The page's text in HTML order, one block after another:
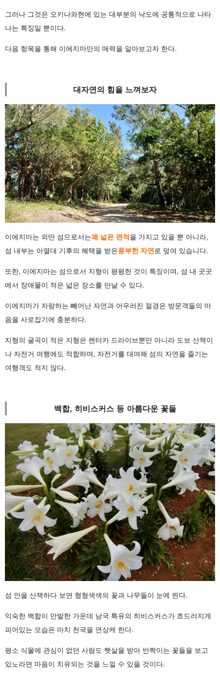
그러나 그것은 오키나와현에 있는 대부분의 낙도에 공통적으로 나타
나는 특징일 뿐이다.
다음 항목을 통해 이에지마만의 매력을 알아보고자 한다.
대자연의 힘을 느껴보자
이에지마는 외딴 섬으로서는꽤 넓은 면적을 가지고 있을 뿐 아니라,
섬 내부는 아열대 기후의 혜택을 받은풍부한 자연로 덮여 있습니다.
또한, 이에지마는 섬으로서 지형이 평평한 것이 특징이며, 섬 내 곳곳
에서 장애물이 적은 넓은 장소를 만날 수 있다.
이에지마가 자랑하는 빼어난 자연과 어우러진 절경은 방문객들의 마
음을 사로잡기에 충분하다.
지형의 굴곡이 적은 지형은 렌터카 드라이브뿐만 아니라 도보 산책이
나 자전거 여행에도 적합하며, 자전거를 대여해 섬의 자연을 즐기는
여행객도 적지 않다.
백합, 히비스커스 등 아름다운 꽃들
섬 안을 산책하다 보면 형형색색의 꽃과 나무들이 눈에 띈다.
익숙한 백합이 만발한 가운데 남국 특유의 히비스커스가 흐드러지게
피어있는 모습은 마치 천국을 연상케 한다.
평소 식물에 관심이 없던 사람도 햇살을 받아 반짝이는 꽃들을 보고
있노라면 마음이 치유되는 것을 느낄 수 있을 것이다.